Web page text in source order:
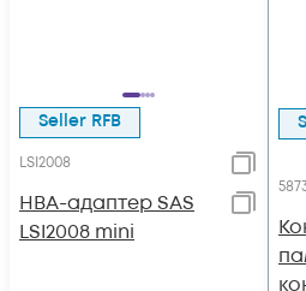
Seller RFB
LSI2008
HBA-адаптер SAS
LSI2008 mini